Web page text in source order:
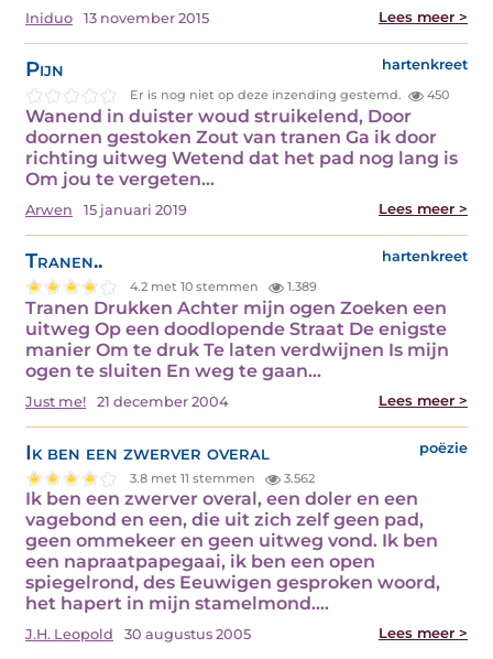
Iniduo 13 november 2015 Lees meer >
Pijn hartenkreet
Er is nog niet op deze inzending gestemd. 450
Wanend in duister woud struikelend, Door
doornen gestoken Zout van tranen Ga ik door
richting uitweg Wetend dat het pad nog lang is
Om jou te vergeten…
Arwen 15 januari 2019 Lees meer >
Tranen.. hartenkreet
4.2 met 10 stemmen 1.389
Tranen Drukken Achter mijn ogen Zoeken een
uitweg Op een doodlopende Straat De enigste
manier Om te druk Te laten verdwijnen Is mijn
ogen te sluiten En weg te gaan…
Just me! 21 december 2004 Lees meer >
Ik ben een zwerver overal poëzie
3.8 met 11 stemmen 3.562
Ik ben een zwerver overal, een doler en een
vagebond en een, die uit zich zelf geen pad,
geen ommekeer en geen uitweg vond. Ik ben
een napraatpapegaai, ik ben een open
spiegelrond, des Eeuwigen gesproken woord,
het hapert in mijn stamelmond.…
J.H. Leopold 30 augustus 2005 Lees meer >